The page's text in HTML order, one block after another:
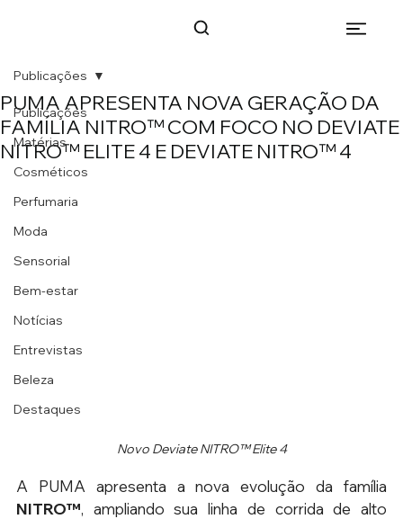
Publicações
Matérias
Cosméticos
Perfumaria
Moda
Sensorial
Bem-estar
Notícias
Entrevistas
Beleza
Destaques
Publicações
PUMA APRESENTA NOVA GERAÇÃO DA
FAMÍLIA NITRO™ COM FOCO NO DEVIATE
NITRO™ ELITE 4 E DEVIATE NITRO™ 4
Novo Deviate NITRO™ Elite 4
NITRO™, ampliando sua linha de corrida de alto